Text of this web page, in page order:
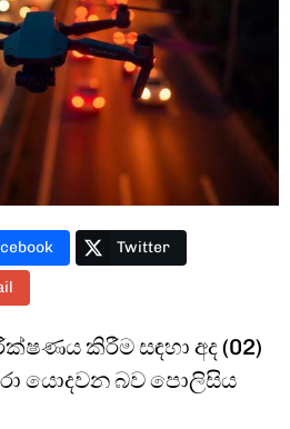
Twitter
කිරීම සඳහා අද (02)
යොදවන බව පොලිසිය